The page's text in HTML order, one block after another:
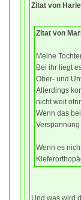
Zitat von
Zitat von
Meine
Bei ihr liegt
Ober- und
Allerdings
nicht weit
Wenn das
Wenn es
Und was wird